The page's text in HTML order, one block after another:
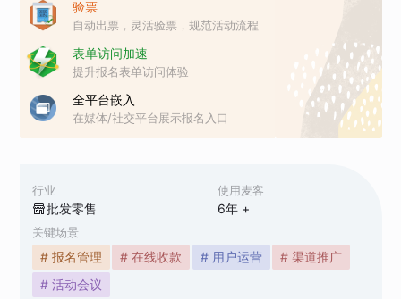
行业
批发零售
使用麦客
6年 +
关键场景
# 报名管理 # 在线收款 # 用户运营
# 渠道推广
# 活动会议
验票
自动出票，灵活验票，规范活动流程
表单访问加速
提升报名表单访问体验
全平台嵌入
在媒体/社交平台展示报名入口